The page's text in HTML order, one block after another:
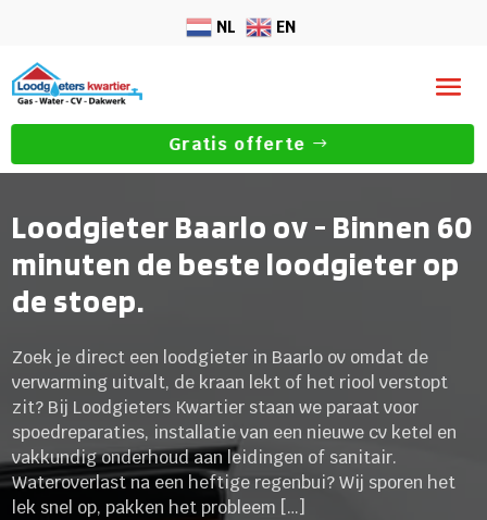
NL EN
Gratis offerte
Loodgieter Baarlo ov - Binnen 60
minuten de beste loodgieter op
de stoep.
Zoek je direct een loodgieter in Baarlo ov omdat de
verwarming uitvalt, de kraan lekt of het riool verstopt
zit? Bij Loodgieters Kwartier staan we paraat voor
spoedreparaties, installatie van een nieuwe cv ketel en
vakkundig onderhoud aan leidingen of sanitair.
Wateroverlast na een heftige regenbui? Wij sporen het
lek snel op, pakken het probleem […]